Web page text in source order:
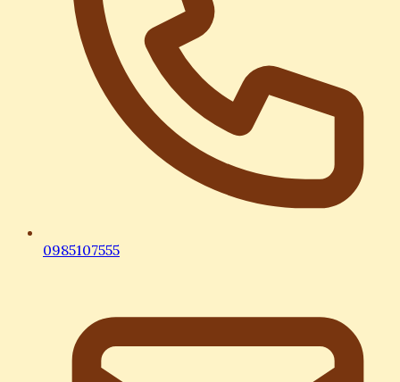
0985107555